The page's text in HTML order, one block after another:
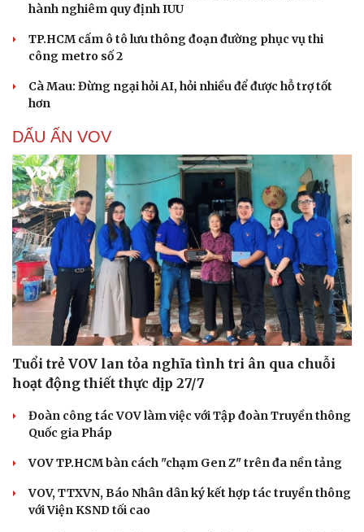
Cải chính
hành nghiêm quy định IUU
TP.HCM cấm ô tô lưu thông đoạn đường phục vụ thi
công metro số 2
Cà Mau: Đừng ngại hỏi AI, hỏi nhiều để được hỗ trợ tốt
hơn
DẤU ẤN VOV
Tuổi trẻ VOV lan tỏa nghĩa tình tri ân qua chuỗi
hoạt động thiết thực dịp 27/7
Đoàn công tác VOV làm việc với Tập đoàn Truyền thông
Quốc gia Pháp
VOV TP.HCM bàn cách "chạm Gen Z" trên đa nền tảng
VOV, TTXVN, Báo Nhân dân ký kết hợp tác truyền thông
với Viện KSND tối cao